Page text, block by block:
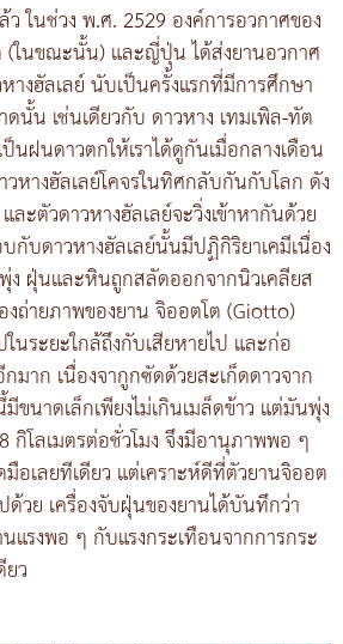
ในช่วง พ.ศ. 2529 องค์การอวกาศของ
(ในขณะนั้น) และญี่ปุ่น ได้ส่งยานอวกาศ
างฮัลเลย์ นับเป็นครั้งแรกที่มีการศึกษา
ดนั้น เช่นเดียวกับ ดาวหาง เทมเพิล-ทัต
นฝนดาวตกให้เราได้ดูกันเมื่อกลางเดือน
หางฮัลเลย์โคจรในทิศกลับกันกับโลก ดัง
ะตัวดาวหางฮัลเลย์จะวิ่งเข้าหากันด้วย
กับดาวหางฮัลเลย์นั้นมีปฏิกิริยาเคมีเนื่อง
ง ฝุ่นและหินถูกสลัดออกจากนิวเคลียส
ถ่ายภาพของยาน จิออตโต (Giotto)
นระยะใกล้ถึงกับเสียหายไป และก่อ
มาก เนื่องจากูกซัดด้วยสะเก็ดดาวจาก
ขนาดเล็กเพียงไม่เกินเมล็ดข้าว แต่มันพุ่ง
กิโลเมตรต่อชั่วโมง จึงมีอานุภาพพอ ๆ
มือเลยทีเดียว แต่เคราะห์ดีที่ตัวยานจิออต
ด้วย เครื่องจับฝุ่นของยานได้บันทึกว่า
แรงพอ ๆ กับแรงกระเทือนจากการกระ
ว